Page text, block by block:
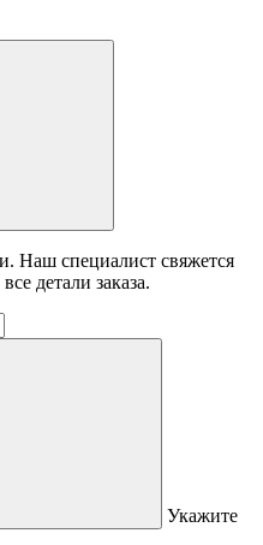
Наш специалист свяжется
детали заказа.
Укажите